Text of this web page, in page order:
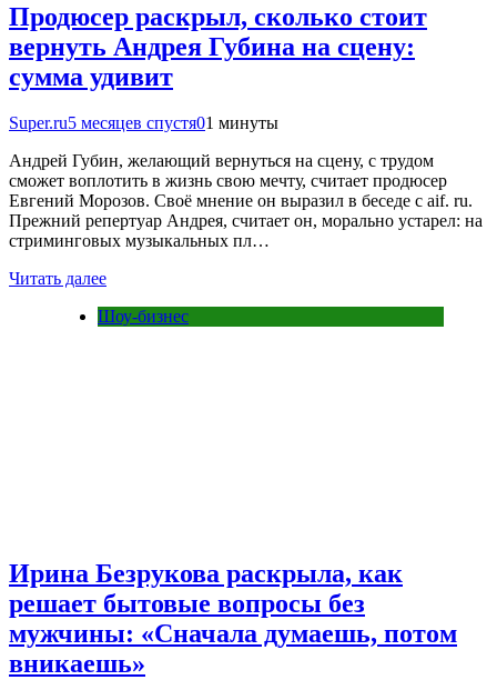
Продюсер раскрыл, сколько стоит
вернуть Андрея Губина на сцену:
сумма удивит
Super.ru5 месяцев спустя01 минуты
Андрей Губин, желающий вернуться на сцену, с трудом
сможет воплотить в жизнь свою мечту, считает продюсер
Евгений Морозов. Своё мнение он выразил в беседе с aif. ru.
Прежний репертуар Андрея, считает он, морально устарел: на
стриминговых музыкальных пл…
Читать далее
Шоу-бизнес
Ирина Безрукова раскрыла, как
решает бытовые вопросы без
мужчины: «Сначала думаешь, потом
вникаешь»